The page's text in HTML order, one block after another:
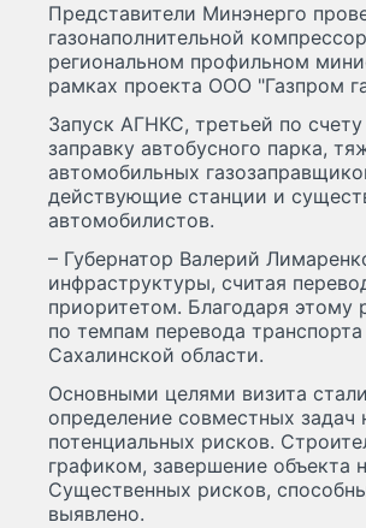
Представители Минэнерго
газонаполнительной
региональном профильном
рамках проекта ООО "Газпром
Запуск АГНКС, третьей по
заправку автобусного парка,
автомобильных
действующие станции и
автомобилистов.
– Губернатор Валерий
инфраструктуры, считая
приоритетом. Благодаря
по темпам перевода
Сахалинской области.
Основными целями визита
определение совместных
потенциальных рисков.
графиком, завершение объекта
Существенных рисков,
выявлено.